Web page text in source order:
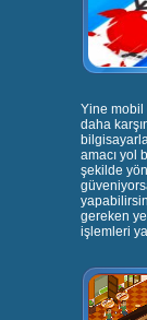
Yine mobil
daha
amacı yol
şekilde
gereken
işlemleri